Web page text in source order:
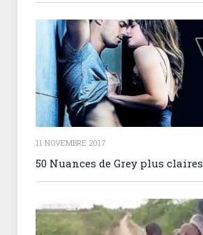
11 NOVEMBRE 2017
50 Nuances de Grey plus claires